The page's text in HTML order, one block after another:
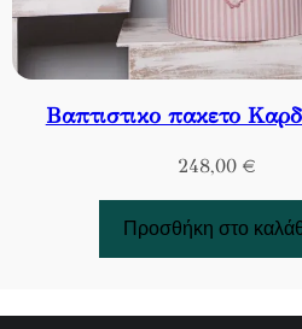
Βαπτιστικο πακετο
248,00 €
Προσθήκη στο